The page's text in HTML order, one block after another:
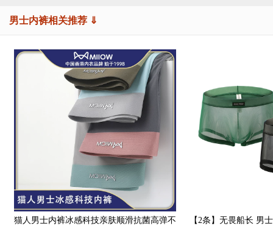
男士内裤相关推荐 ⇓
猫人男士内裤冰感科技亲肤顺滑抗菌高弹不
【2条】无畏船长 男